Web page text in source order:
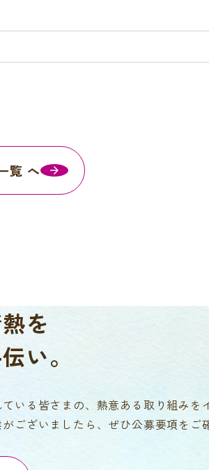
覧 へ
を
い。
いる皆さまの、熱意ある取り組みを
ございましたら、ぜひ公募要項をご